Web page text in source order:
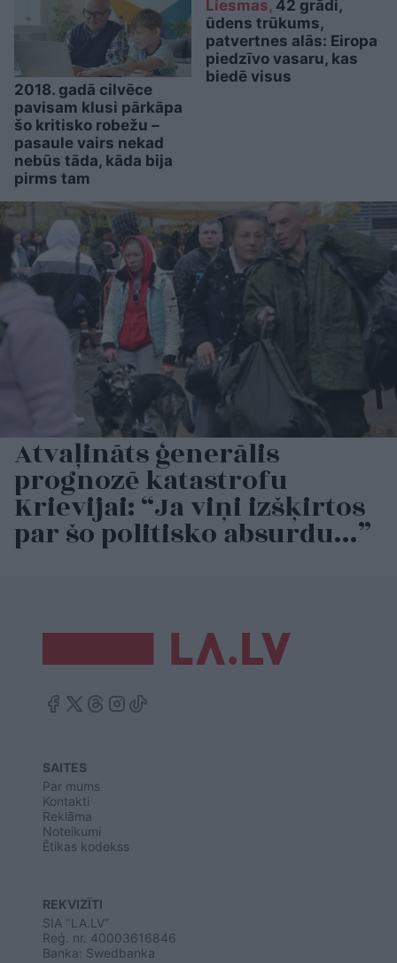
2018. gadā cilvēce
pavisam klusi pārkāpa
šo kritisko robežu –
pasaule vairs nekad
nebūs tāda, kāda bija
pirms tam
Liesmas, 42 grādi,
ūdens trūkums,
patvertnes alās: Eiropa
piedzīvo vasaru, kas
biedē visus
Atvaļināts ģenerālis
prognozē katastrofu
Krievijai: “Ja viņi izšķirtos
par šo politisko absurdu…”
SAITES
Par mums
Kontakti
Reklāma
Noteikumi
Ētikas kodekss
REKVIZĪTI
SIA "LA.LV"
Reģ. nr. 40003616846
Banka: Swedbanka